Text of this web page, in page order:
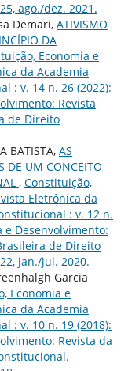
ago./dez. 2021.
Demari, ATIVISMO
DA
Economia e
da Academia
: v. 14 n. 26 (2022):
Revista
de Direito
BATISTA, AS
DE UM CONCEITO
, Constituição,
Eletrônica da
: v. 12 n.
e Desenvolvimento:
de Direito
jan./jul. 2020.
Garcia
Economia e
da Academia
: v. 10 n. 19 (2018):
Revista da